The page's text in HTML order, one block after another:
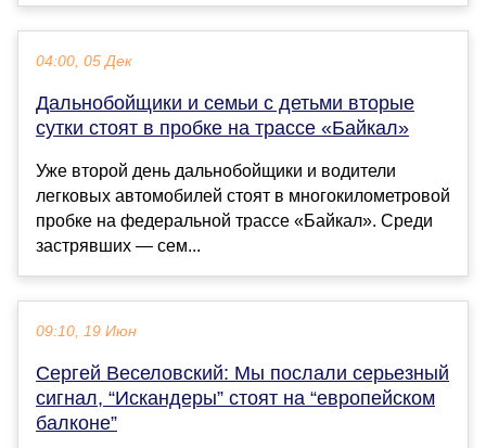
04:00, 05 Дек
Дальнобойщики и семьи с детьми вторые
сутки стоят в пробке на трассе «Байкал»
Уже второй день дальнобойщики и водители
легковых автомобилей стоят в многокилометровой
пробке на федеральной трассе «Байкал». Среди
застрявших — сем...
09:10, 19 Июн
Сергей Веселовский: Мы послали серьезный
сигнал, “Искандеры” стоят на “европейском
балконе”